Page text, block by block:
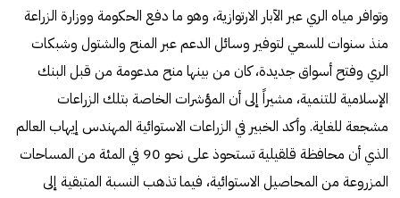
وتوافر مياه الري عبر الآبار الارتوازية، وهو ما دفع الحكومة ووزارة الزراعة
منذ سنوات للسعي لتوفير وسائل الدعم عبر المنح والشتول وشبكات
الري وفتح أسواق جديدة، كان من بينها منح مدعومة من قبل البنك
الإسلامية للتنمية، مشيراً إلى أن المؤشرات الخاصة بتلك الزراعات
مشجعة للغاية. وأكد الخبير في الزراعات الاستوائية المهندس إيهاب العالم
الذي أن محافظة قلقيلية تستحوذ على نحو 90 في المئة من المساحات
المزروعة من المحاصيل الاستوائية، فيما تذهب النسبة المتبقية إلى